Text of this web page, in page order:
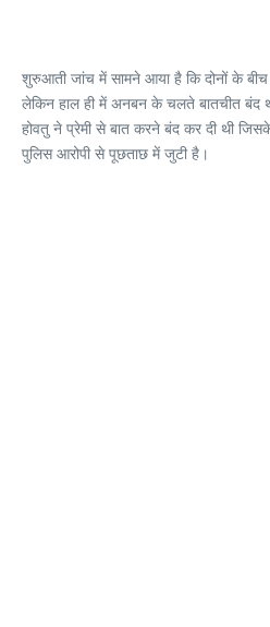
शुरुआती जांच में सामने आया है कि दोनों के
लेकिन हाल ही में अनबन के चलते बातचीत बंद
होवतु ने प्रेमी से बात करने बंद कर दी थी
पुलिस आरोपी से पूछताछ में जुटी है।